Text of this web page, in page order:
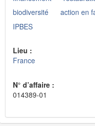
biodiversité
action en
IPBES
Lieu :
France
N° d’affaire :
014389-01